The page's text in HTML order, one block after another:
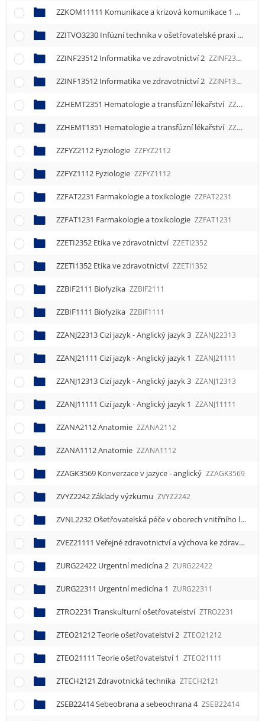
ZZKOM11111 Komunikace a krizová komunikace 1
ZZITVO3230 Infúzní technika v ošetřovatelské praxi
ZZINF23512 Informatika ve zdravotnictví 2 ZZINF23512
ZZINF13512 Informatika ve zdravotnictví 2 ZZINF13512
ZZHEMT2351 Hematologie a transfúzní lékařství ZZHEMT2351
ZZHEMT1351 Hematologie a transfúzní lékařství ZZHEMT1351
ZZFYZ2112 Fyziologie ZZFYZ2112
ZZFYZ1112 Fyziologie ZZFYZ1112
ZZFAT2231 Farmakologie a toxikologie ZZFAT2231
ZZFAT1231 Farmakologie a toxikologie ZZFAT1231
ZZETI2352 Etika ve zdravotnictví ZZETI2352
ZZETI1352 Etika ve zdravotnictví ZZETI1352
ZZBIF2111 Biofyzika ZZBIF2111
ZZBIF1111 Biofyzika ZZBIF1111
ZZANJ22313 Cizí jazyk - Anglický jazyk 3 ZZANJ22313
ZZANJ21111 Cizí jazyk - Anglický jazyk 1 ZZANJ21111
ZZANJ12313 Cizí jazyk - Anglický jazyk 3 ZZANJ12313
ZZANJ11111 Cizí jazyk - Anglický jazyk 1 ZZANJ11111
ZZANA2112 Anatomie ZZANA2112
ZZANA1112 Anatomie ZZANA1112
ZZAGK3569 Konverzace v jazyce - anglický ZZAGK3569
ZVYZ2242 Základy výzkumu ZVYZ2242
ZVNL2232 Ošetřovatelská péče v oborech vnitřního lékařství
ZVEZ21111 Veřejné zdravotnictví a výchova ke zdraví 1
ZURG22422 Urgentní medicína 2 ZURG22422
ZURG22311 Urgentní medicína 1 ZURG22311
ZTRO2231 Transkulturní ošetřovatelství ZTRO2231
ZTEO21212 Teorie ošetřovatelství 2 ZTEO21212
ZTEO21111 Teorie ošetřovatelství 1 ZTEO21111
ZTECH2121 Zdravotnická technika ZTECH2121
ZSEB22414 Sebeobrana a sebeochrana 4 ZSEB22414